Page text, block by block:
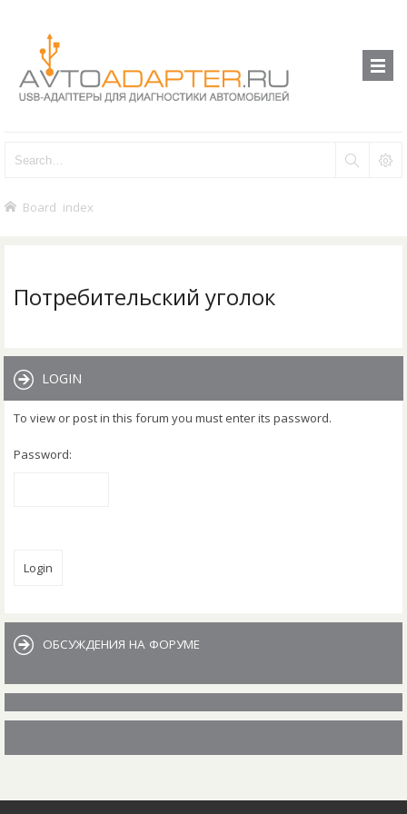
Board index
Потребительский уголок
LOGIN
To view or post in this forum you must enter its password.
Password:
ОБСУЖДЕНИЯ НА ФОРУМЕ